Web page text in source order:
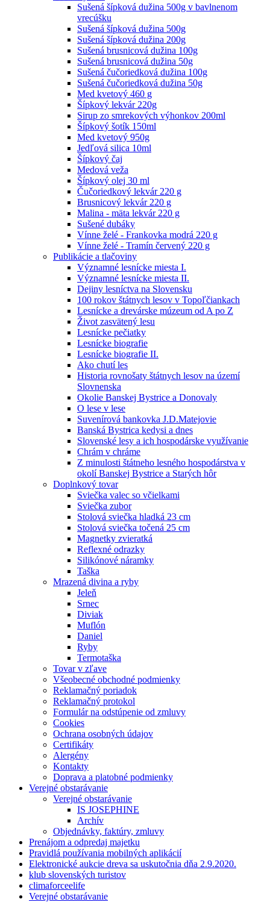
Sušená šípková dužina 500g v bavlnenom
vrecúšku
Sušená šípková dužina 500g
Sušená šípková dužina 200g
Sušená brusnicová dužina 100g
Sušená brusnicová dužina 50g
Sušená čučoriedková dužina 100g
Sušená čučoriedková dužina 50g
Med kvetový 460 g
Šípkový lekvár 220g
Sirup zo smrekových výhonkov 200ml
Šípkový šotík 150ml
Med kvetový 950g
Jedľová silica 10ml
Šípkový čaj
Medová veža
Šípkový olej 30 ml
Čučoriedkový lekvár 220 g
Brusnicový lekvár 220 g
Malina - mäta lekvár 220 g
Sušené dubáky
Vínne želé - Frankovka modrá 220 g
Vínne želé - Tramín červený 220 g
Publikácie a tlačoviny
Významné lesnícke miesta I.
Významné lesnícke miesta II.
Dejiny lesníctva na Slovensku
100 rokov štátnych lesov v Topoľčiankach
Lesnícke a drevárske múzeum od A po Z
Život zasvätený lesu
Lesnícke pečiatky
Lesnícke biografie
Lesnícke biografie II.
Ako chutí les
Historia rovnošaty štátnych lesov na území
Slovnenska
Okolie Banskej Bystrice a Donovaly
O lese v lese
Suvenírová bankovka J.D.Matejovie
Banská Bystrica kedysi a dnes
Slovenské lesy a ich hospodárske využívanie
Chrám v chráme
Z minulosti štátneho lesného hospodárstva v
okolí Banskej Bystrice a Starých hôr
Doplnkový tovar
Sviečka valec so včielkami
Sviečka zubor
Stolová sviečka hladká 23 cm
Stolová sviečka točená 25 cm
Magnetky zvieratká
Reflexné odrazky
Silikónové náramky
Taška
Mrazená divina a ryby
Jeleň
Srnec
Diviak
Muflón
Daniel
Ryby
Termotaška
Tovar v zľave
Všeobecné obchodné podmienky
Reklamačný poriadok
Reklamačný protokol
Formulár na odstúpenie od zmluvy
Cookies
Ochrana osobných údajov
Certifikáty
Alergény
Kontakty
Doprava a platobné podmienky
Verejné obstarávanie
Verejné obstarávanie
IS JOSEPHINE
Archív
Objednávky, faktúry, zmluvy
Prenájom a odpredaj majetku
Pravidlá používania mobilných aplikácií
Elektronické aukcie dreva sa uskutočnia dňa 2.9.2020.
klub slovenských turistov
climaforceelife
Verejné obstarávanie